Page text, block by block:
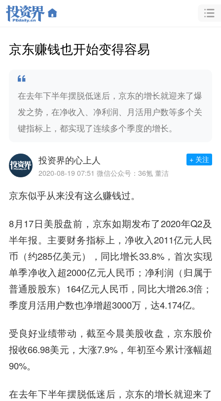
京东赚钱也开始变得容易
在去年下半年摆脱低迷后，京东的增长就迎来了爆
发之势，在净收入、净利润、月活用户数等多个关
键指标上，都实现了连续多个季度的增长。
投资界的心上人
2020-08-19 07:51 微信公众号：36氪 董洁
+ 关注
京东似乎从来没有这么赚钱过。
8月17日美股盘前，京东如期发布了2020年Q2及
半年报。主要财务指标上，净收入2011亿元人民
币（约285亿美元），同比增长33.8%，首次实现
单季净收入超2000亿元人民币；净利润（归属于
普通股股东）164亿元人民币，同比大增26.3倍；
季度月活用户数也净增超3000万，达4.174亿。
受良好业绩带动，截至今晨美股收盘，京东股价
报收66.98美元，大涨7.9%，年初至今累计涨幅超
90%。
在去年下半年摆脱低迷后，京东的增长就迎来了